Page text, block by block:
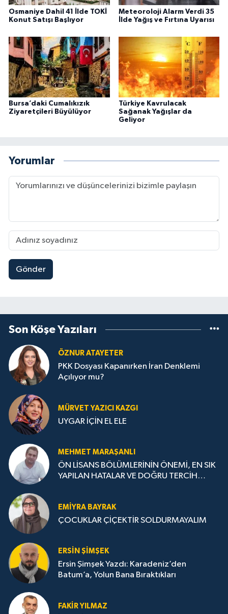
Osmaniye Dahil 41 İlde TOKİ
Konut Satışı Başlıyor
Meteoroloji Alarm Verdi 35
İlde Yağış ve Fırtına Uyarısı
Bursa’daki Cumalıkızık
Ziyaretçileri Büyülüyor
Türkiye Kavrulacak
Sağanak Yağışlar da
Geliyor
Yorumlar
Gönder
Son Köşe Yazıları
ÖZNUR ATAYETER
PKK Dosyası Kapanırken İran Denklemi
Açılıyor mu?
MÜRVET YAZICI KAZGI
UYGAR İÇİN EL ELE
MEHMET MARAŞANLI
ÖN LİSANS BÖLÜMLERİNİN ÖNEMİ, EN SIK
YAPILAN HATALAR VE DOĞRU TERCİH
EMIYRA BAYRAK
ÇOCUKLAR ÇİÇEKTİR SOLDURMAYALIM
ERSIN ŞIMŞEK
Ersin Şimşek Yazdı: Karadeniz’den
Batum’a, Yolun Bana Bıraktıkları
FAKIR YILMAZ